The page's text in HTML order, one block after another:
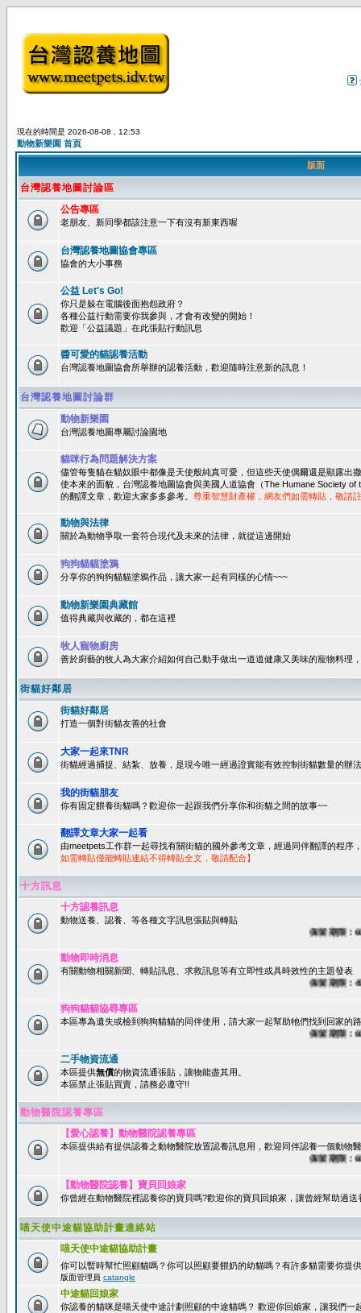
現在的時間是 2026-08-08 , 12:53
動物新樂園 首頁
版面
台灣認養地圖討論區
公告專區
老朋友、新同學都該注意一下有沒有新東西喔
台灣認養地圖協會專區
協會的大小事務
公益 Let's Go!
你只是躲在電腦後面抱怨政府？
各種公益行動需要你我參與，才會有改變的開始！
歡迎「公益議題」在此張貼行動訊息
醬可愛的貓認養活動
台灣認養地圖協會所舉辦的認養活動，歡迎隨時注意新的訊息！
台灣認養地圖討論群
動物新樂園
台灣認養地圖專屬討論園地
貓咪行為問題解決方案
儘管每隻貓在貓奴眼中都像是天使般純真可愛，但這些天使偶爾還是顯露出
使本來的面貌，台灣認養地圖協會與美國人道協會（The Humane Society
的翻譯文章，歡迎大家多多參考。 尊重智慧財產權，網友們如需轉貼，敬請
動物與法律
關於為動物爭取一套符合現代及未來的法律，就從這邊開始
狗狗貓貓塗鴉
分享你的狗狗貓貓塗鴉作品，讓大家一起有同樣的心情~~~
動物新樂園典藏館
值得典藏與收藏的，都在這裡
牧人寵物廚房
善於廚藝的牧人為大家介紹如何自己動手做出一道道健康又美味的寵物料理
街貓好鄰居
街貓好鄰居
打造一個對街貓友善的社會
大家一起來TNR
街貓經過捕捉、結紮、放養，是現今唯一經過證實能有效控制街貓數量的辦
我的街貓朋友
你有固定餵養街貓嗎？歡迎你一起跟我們分享你和街貓之間的故事~~
翻譯文章大家一起看
由meetpets工作群一起尋找有關街貓的國外參考文章，經過同伴翻譯的程序
如需轉貼僅能轉貼連結不得轉貼全文，敬請配合】
十方訊息
十方認養訊息
動物送養、認養、等各種文字訊息張貼與轉貼
保留期限：60
動物即時消息
有關動物相關新聞、轉貼訊息、求救訊息等有立即性或具時效性的主題發表
保留期限：45
狗狗貓貓協尋專區
本區專為遺失或檢到狗狗貓貓的同伴使用，請大家一起幫助牠們找到回家的
保留期限：60
二手物資流通
本區提供無償的物資流通張貼，讓物能盡其用。
本區禁止張貼買賣，請務必遵守!!
動物醫院認養專區
【愛心認養】動物醫院認養專區
本區提供給有提供認養之動物醫院放置認養訊息用，歡迎同伴認養一個動物
保留期限：60
【動物醫院認養】寶貝回娘家
你曾經在動物醫院裡認養你的寶貝嗎?歡迎你的寶貝回娘家，讓曾經幫助過
喵天使中途貓協助計畫連絡站
喵天使中途貓協助計畫
你可以暫時幫忙照顧貓嗎？你可以照顧要餵奶的幼貓嗎？有許多貓需要你提
版面管理員 catangle
中途貓回娘家
你認養的貓咪是喵天使中途計劃照顧的中途貓嗎？ 歡迎你回娘家，讓我們一